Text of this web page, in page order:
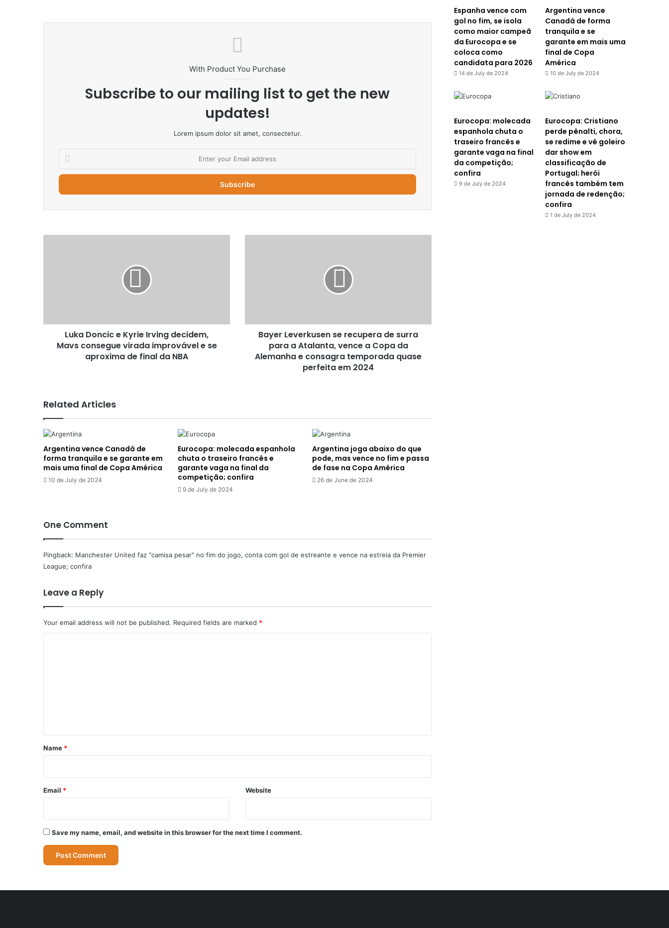
With Product You Purchase
Subscribe to our mailing list to get the new
updates!
Lorem ipsum dolor sit amet, consectetur.
your
Email
virada
improvável
NBA
Luka Doncic e Kyrie Irving decidem,
Mavs consegue virada improvável e se
aproxima de final da NBA
Atalanta,
vence
Copa
quase
2024
Bayer Leverkusen se recupera de surra
para a Atalanta, vence a Copa da
Alemanha e consagra temporada quase
perfeita em 2024
Related Articles
Argentina vence Canadá de
forma tranquila e se garante em
mais uma final de Copa América
10 de July de 2024
Eurocopa: molecada espanhola
chuta o traseiro francês e
garante vaga na final da
competição; confira
9 de July de 2024
Argentina joga abaixo do que
pode, mas vence no fim e passa
de fase na Copa América
26 de June de 2024
One Comment
Pingback: Manchester United faz "camisa pesar" no fim do jogo, conta com gol de estreante e vence na estreia da Premier
League; confira
Leave a Reply
Your email address will not be published. Required fields are marked *
*
Name *
Email * Website
Save my name, email, and website in this browser for the next time I comment.
Espanha vence com
gol no fim, se isola
como maior campeã
da Eurocopa e se
coloca como
candidata para 2026
14 de July de 2024
Argentina vence
Canadá de forma
tranquila e se
garante em mais uma
final de Copa
América
10 de July de 2024
Eurocopa: molecada
espanhola chuta o
traseiro francês e
garante vaga na final
da competição;
confira
9 de July de 2024
Eurocopa: Cristiano
perde pênalti, chora,
se redime e vê goleiro
dar show em
classificação de
Portugal; herói
francês também tem
jornada de redenção;
confira
1 de July de 2024